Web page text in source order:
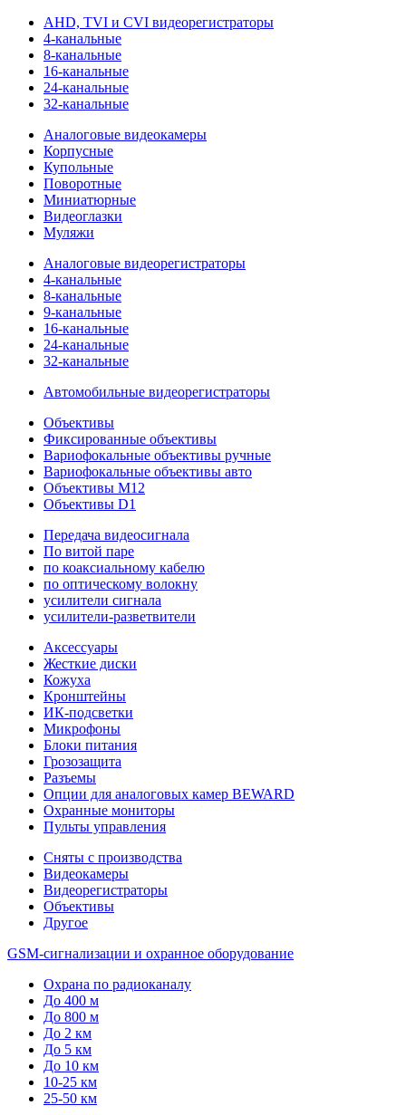
AHD, TVI и CVI видеорегистраторы
4-канальные
8-канальные
16-канальные
24-канальные
32-канальные
Аналоговые видеокамеры
Корпусные
Купольные
Поворотные
Миниатюрные
Видеоглазки
Муляжи
Аналоговые видеорегистраторы
4-канальные
8-канальные
9-канальные
16-канальные
24-канальные
32-канальные
Автомобильные видеорегистраторы
Объективы
Фиксированные объективы
Вариофокальные объективы ручные
Вариофокальные объективы авто
Объективы M12
Объективы D1
Передача видеосигнала
По витой паре
по коаксиальному кабелю
по оптическому волокну
усилители сигнала
усилители-разветвители
Аксессуары
Жесткие диски
Кожуха
Кронштейны
ИК-подсветки
Микрофоны
Блоки питания
Грозозащита
Разъемы
Опции для аналоговых камер BEWARD
Охранные мониторы
Пульты управления
Сняты с производства
Видеокамеры
Видеорегистраторы
Объективы
Другое
GSM-сигнализации и охранное оборудование
Охрана по радиоканалу
До 400 м
До 800 м
До 2 км
До 5 км
До 10 км
10-25 км
25-50 км